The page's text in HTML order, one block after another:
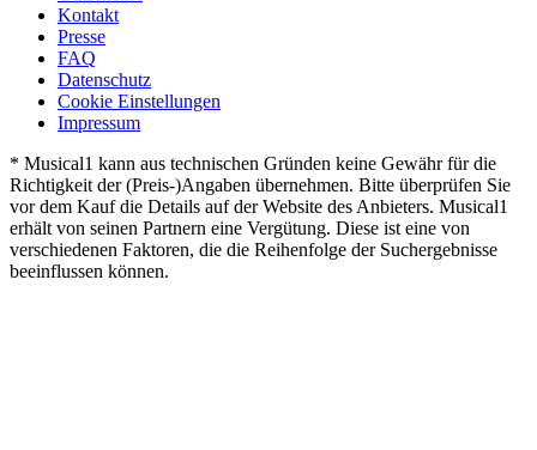
Kontakt
Presse
FAQ
Datenschutz
Cookie Einstellungen
Impressum
* Musical1 kann aus technischen Gründen keine Gewähr für die
Richtigkeit der (Preis-)Angaben übernehmen. Bitte überprüfen Sie
vor dem Kauf die Details auf der Website des Anbieters. Musical1
erhält von seinen Partnern eine Vergütung. Diese ist eine von
verschiedenen Faktoren, die die Reihenfolge der Suchergebnisse
beeinflussen können.